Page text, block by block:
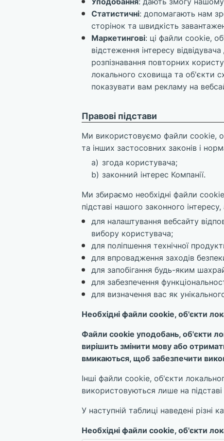
Статистичні: допомагають нам
сторінок та швидкість
Маркетингові: ці файли cookie,
відстеження інтересу
розпізнавання повторних
локального сховища та об'єкти
показувати вам рекламу на
Правові підстави
Ми використовуємо файли cookie,
та інших застосовних законів і
згода користувача;
законний інтерес Компанії.
Ми збираємо необхідні файли
підставі нашого законного
для налаштування вебсайту
вибору користувача;
для поліпшення технічної
для впровадження заходів
для запобігання будь-яким
для забезпечення
для визначення вас як
Необхідні файли cookie, об'єкти
Файли cookie уподобань, об'єкти
вирішить змінити мову або
вмикаються, щоб забезпечити
Інші файли cookie, об'єкти
використовуються лише на
У наступній таблиці наведені різні
Необхідні файли cookie, об'єкти